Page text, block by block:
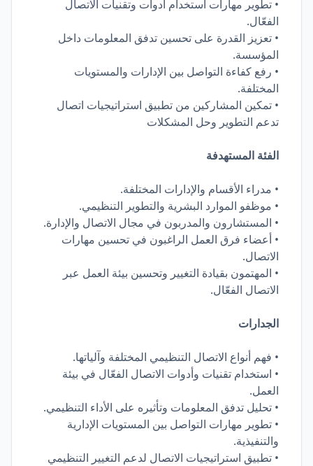
• تطوير مهارات استخدام أدوات وتقنيات الاتصال
الفعّال.
• تعزيز القدرة على تحسين تدفق المعلومات داخل
المؤسسة.
• رفع كفاءة التواصل بين الإدارات والمستويات
المختلفة.
• تمكين المشاركين من تطبيق استراتيجيات اتصال
تدعم التطوير وحل المشكلات
الفئة المستهدفة
• مدراء الأقسام والإدارات المختلفة.
• موظفو الموارد البشرية والتطوير التنظيمي.
• المستشارون والمدربون في مجال الاتصال والإدارة.
• أعضاء فرق العمل الراغبون في تحسين مهارات
الاتصال.
• المهتمون بقيادة التغيير وتحسين بيئة العمل عبر
الاتصال الفعّال.
الجدارات
• فهم أنواع الاتصال التنظيمي المختلفة وآلياتها.
• استخدام تقنيات وأدوات الاتصال الفعّال في بيئة
العمل.
• تحليل تدفق المعلومات وتأثيره على الأداء التنظيمي.
• تطوير مهارات التواصل بين المستويات الإدارية
والتنفيذية.
• تطبيق استراتيجيات الاتصال لدعم التغيير التنظيمي